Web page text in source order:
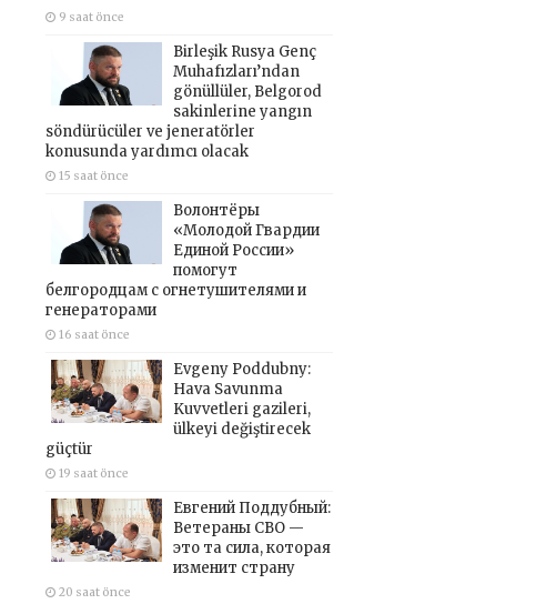
9 saat önce
Birleşik Rusya Genç
Muhafızları’ndan
gönüllüler, Belgorod
sakinlerine yangın
söndürücüler ve jeneratörler
konusunda yardımcı olacak
15 saat önce
Волонтёры
«Молодой Гвардии
Единой России»
помогут
белгородцам с огнетушителями и
генераторами
16 saat önce
Evgeny Poddubny:
Hava Savunma
Kuvvetleri gazileri,
ülkeyi değiştirecek
güçtür
19 saat önce
Евгений Поддубный:
Ветераны СВО —
это та сила, которая
изменит страну
20 saat önce